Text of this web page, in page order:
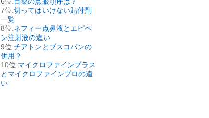
切ってはいけない貼付剤
一覧
ネフィー点鼻液とエピペ
ン注射液の違い
チアトンとブスコパンの
併用？
マイクロファインプラス
とマイクロファインプロの違
い